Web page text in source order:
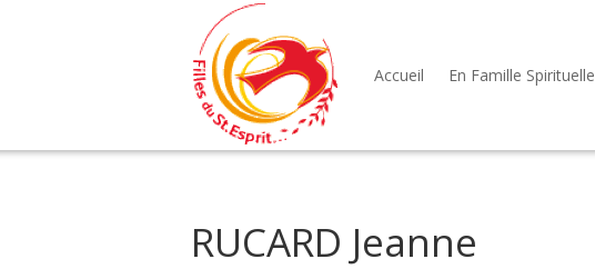
Accueil En Famille Spirituelle
RUCARD Jeanne